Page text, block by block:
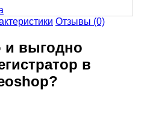
Отзывы (0)
и выгодно
в